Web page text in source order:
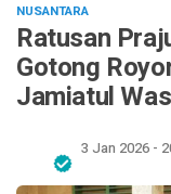
NUSANTARA
Ratusan
Gotong
Jamiatul
3 Jan 2026 -